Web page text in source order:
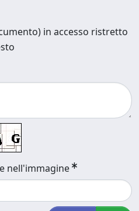
in accesso ristretto
nell'immagine